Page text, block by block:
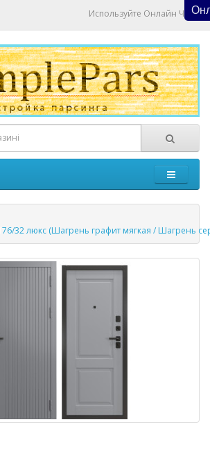
Используйте Онлайн Чат
32 люкс (Шагрень графит мягкая / Шагрень